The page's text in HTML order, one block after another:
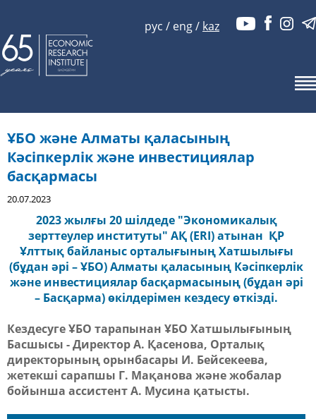
рус / eng/ kaz
ҰБО және Алматы қаласының
Кәсіпкерлік және инвестициялар
басқармасы
20.07.2023
2023 жылғы 20 шілдеде "Экономикалық
зерттеулер институты" АҚ (ERI) атынан ҚР
Ұлттық байланыс орталығының Хатшылығы
(бұдан әрі – ҰБО) Алматы қаласының Кәсіпкерлік
және инвестициялар басқармасының (бұдан әрі
– Басқарма) өкілдерімен кездесу өткізді.
Кездесуге ҰБО тарапынан ҰБО Хатшылығының
Басшысы - Директор А. Қасенова, Орталық
директорының орынбасары И. Бейсекеева,
жетекші сарапшы Г. Мақанова және жобалар
бойынша ассистент А. Мусина қатысты.